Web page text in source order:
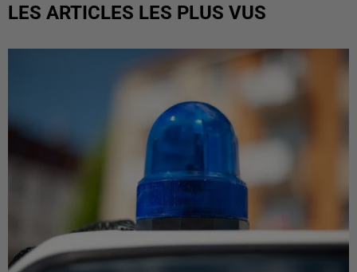
LES ARTICLES LES PLUS VUS